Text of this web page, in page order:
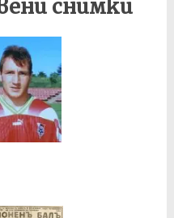
снимки